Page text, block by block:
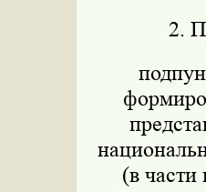
2.
(в части